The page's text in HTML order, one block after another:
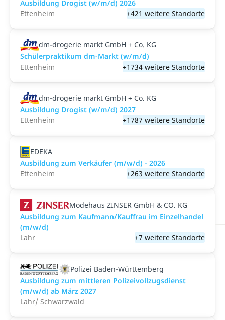
Ausbildung Drogist (w/m/d) 2026
Ettenheim
+421 weitere Standorte
dm-drogerie markt GmbH + Co. KG
Schülerpraktikum dm-Markt (w/m/d)
Ettenheim
+1734 weitere Standorte
dm-drogerie markt GmbH + Co. KG
Ausbildung Drogist (w/m/d) 2027
Ettenheim
+1787 weitere Standorte
EDEKA
Ausbildung zum Verkäufer (m/w/d) - 2026
Ettenheim
+263 weitere Standorte
Modehaus ZINSER GmbH & CO. KG
Ausbildung zum Kaufmann/Kauffrau im Einzelhandel
(m/w/d)
Lahr
+7 weitere Standorte
Polizei Baden-Württemberg
Ausbildung zum mittleren Polizeivollzugsdienst
(m/w/d) ab März 2027
Lahr/ Schwarzwald